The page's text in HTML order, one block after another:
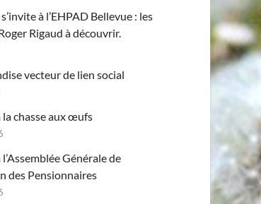
à l’EHPAD Bellevue : les
Rigaud à découvrir.
vecteur de lien social
chasse aux œufs
Générale de
des Pensionnaires